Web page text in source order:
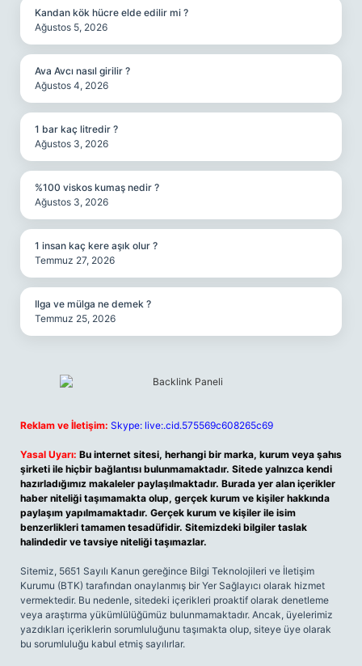
Kandan kök hücre elde edilir mi ?
Ağustos 5, 2026
Ava Avcı nasıl girilir ?
Ağustos 4, 2026
1 bar kaç litredir ?
Ağustos 3, 2026
%100 viskos kumaş nedir ?
Ağustos 3, 2026
1 insan kaç kere aşık olur ?
Temmuz 27, 2026
Ilga ve mülga ne demek ?
Temmuz 25, 2026
Reklam ve İletişim: Skype: live:.cid.575569c608265c69
Yasal Uyarı: Bu internet sitesi, herhangi bir marka, kurum veya şahıs
şirketi ile hiçbir bağlantısı bulunmamaktadır. Sitede yalnızca kendi
hazırladığımız makaleler paylaşılmaktadır. Burada yer alan içerikler
haber niteliği taşımamakta olup, gerçek kurum ve kişiler hakkında
paylaşım yapılmamaktadır. Gerçek kurum ve kişiler ile isim
benzerlikleri tamamen tesadüfidir. Sitemizdeki bilgiler taslak
halindedir ve tavsiye niteliği taşımazlar.
Sitemiz, 5651 Sayılı Kanun gereğince Bilgi Teknolojileri ve İletişim
Kurumu (BTK) tarafından onaylanmış bir Yer Sağlayıcı olarak hizmet
vermektedir. Bu nedenle, sitedeki içerikleri proaktif olarak denetleme
veya araştırma yükümlülüğümüz bulunmamaktadır. Ancak, üyelerimiz
yazdıkları içeriklerin sorumluluğunu taşımakta olup, siteye üye olarak
bu sorumluluğu kabul etmiş sayılırlar.